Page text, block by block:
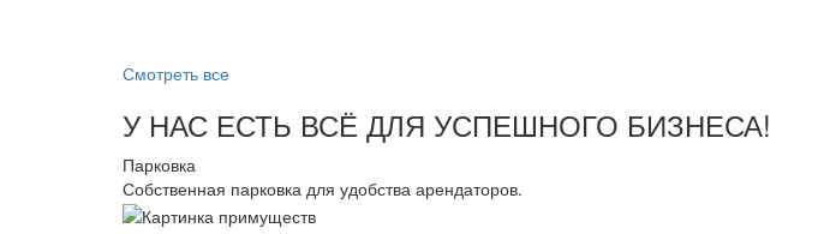
Смотреть все
У НАС ЕСТЬ ВСЁ ДЛЯ УСПЕШНОГО БИЗНЕСА!
Парковка
Собственная парковка для удобства арендаторов.